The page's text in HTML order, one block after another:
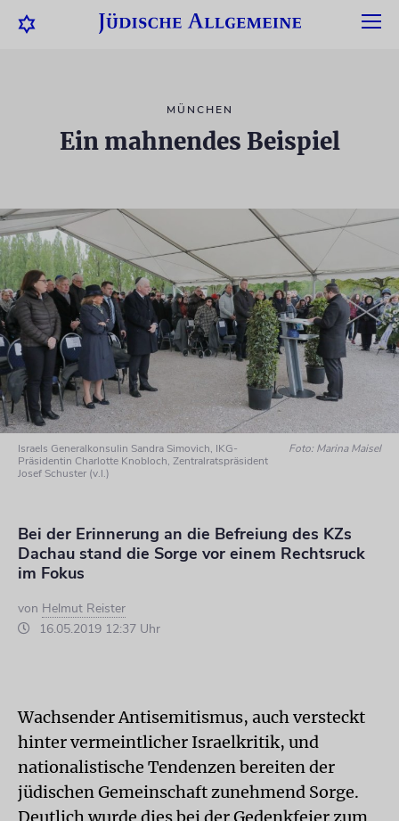
MÜNCHEN
Ein mahnendes Beispiel
Israels Generalkonsulin Sandra Simovich, IKG-
Präsidentin Charlotte Knobloch, Zentralratspräsident
Josef Schuster (v.l.)
Foto: Marina Maisel
Bei der Erinnerung an die Befreiung des KZs
Dachau stand die Sorge vor einem Rechtsruck
im Fokus
von Helmut Reister
16.05.2019 12:37 Uhr
Wachsender Antisemitismus, auch versteckt
hinter vermeintlicher Israelkritik, und
nationalistische Tendenzen bereiten der
jüdischen Gemeinschaft zunehmend Sorge.